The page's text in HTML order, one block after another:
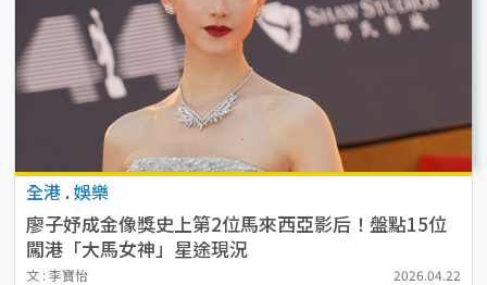
全港 . 娛樂
廖子妤成金像獎史上第2位馬來西亞影后！盤點15位
闖港「大馬女神」星途現況
文 : 李寶怡 2026.04.22